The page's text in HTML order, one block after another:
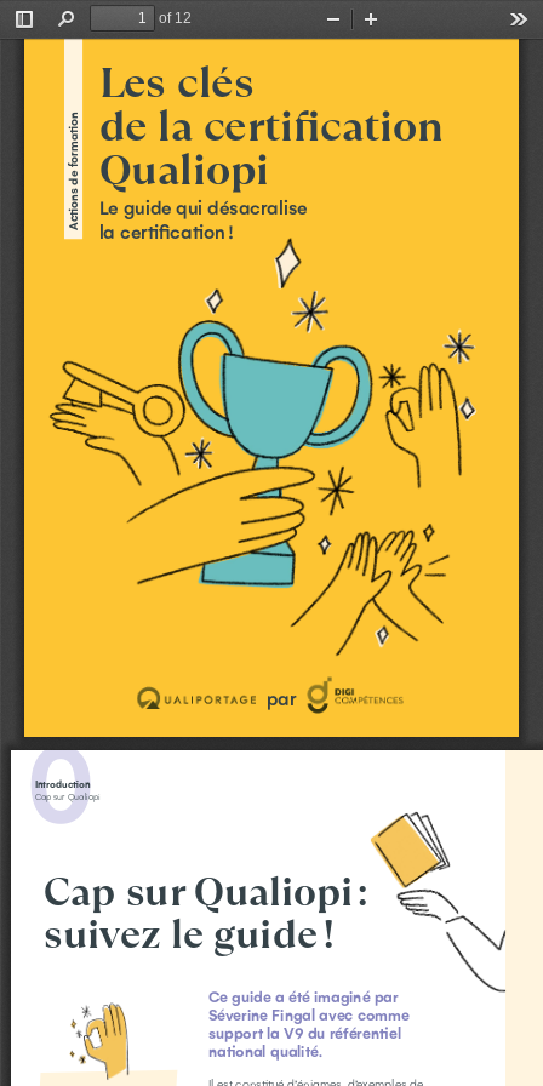
Toggle
Find
of 12
Zoom
Actions de formation
Les clés
de la certification
Qualiopi
Le guide qui désacralise
la  certification !
par
0
Cap sur Qualiopi :
suivez le guide !
Introduction
Cap sur Qualiopi
Ce guide a été imaginé par
Séverine Fingal avec comme
support la V9 du référentiel
national qualité.